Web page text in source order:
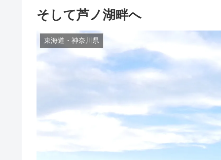
そして芦ノ湖畔へ
東海道・神奈川県